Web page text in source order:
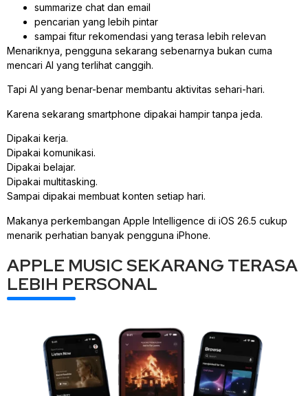
summarize chat dan email
pencarian yang lebih pintar
sampai fitur rekomendasi yang terasa lebih relevan
Menariknya, pengguna sekarang sebenarnya bukan cuma
mencari AI yang terlihat canggih.
Tapi AI yang benar-benar membantu aktivitas sehari-hari.
Karena sekarang smartphone dipakai hampir tanpa jeda.
Dipakai kerja.
Dipakai komunikasi.
Dipakai belajar.
Dipakai multitasking.
Sampai dipakai membuat konten setiap hari.
Makanya perkembangan Apple Intelligence di iOS 26.5 cukup
menarik perhatian banyak pengguna iPhone.
APPLE MUSIC SEKARANG TERASA
LEBIH PERSONAL